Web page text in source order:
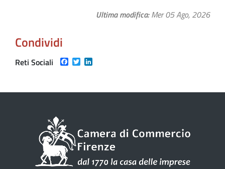
Ultima modifica Mer 05 Ago, 2026
Condividi
Reti Sociali Facebook
Twitter